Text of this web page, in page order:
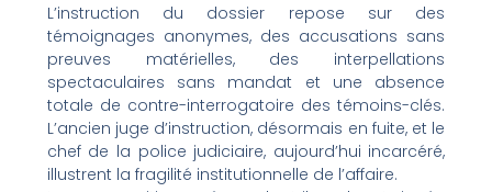
L’instruction du dossier repose sur des
témoignages anonymes, des accusations sans
preuves matérielles, des interpellations
spectaculaires sans mandat et une absence
totale de contre-interrogatoire des témoins-clés.
L’ancien juge d’instruction, désormais en fuite, et le
chef de la police judiciaire, aujourd’hui incarcéré,
illustrent la fragilité institutionnelle de l’affaire.